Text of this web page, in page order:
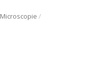
Microscopie /